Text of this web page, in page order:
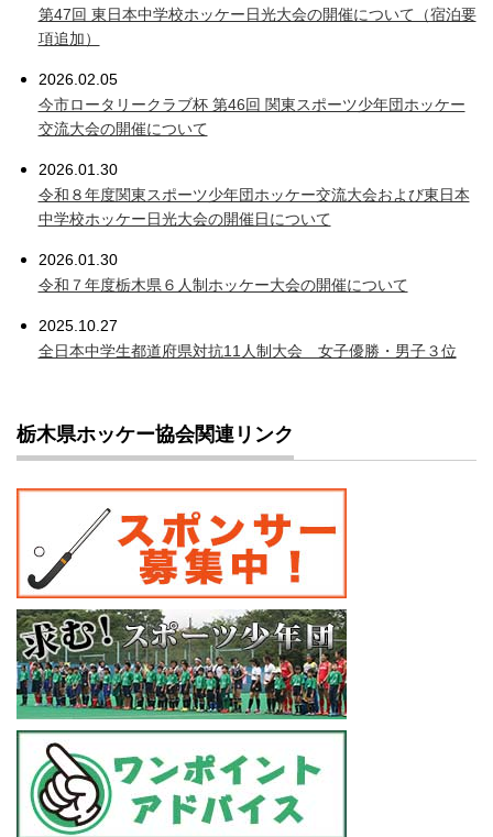
第47回 東日本中学校ホッケー日光大会の開催について（宿泊要
項追加）
2026.02.05
今市ロータリークラブ杯 第46回 関東スポーツ少年団ホッケー
交流大会の開催について
2026.01.30
令和８年度関東スポーツ少年団ホッケー交流大会および東日本
中学校ホッケー日光大会の開催日について
2026.01.30
令和７年度栃木県６人制ホッケー大会の開催について
2025.10.27
全日本中学生都道府県対抗11人制大会 女子優勝・男子３位
栃木県ホッケー協会関連リンク